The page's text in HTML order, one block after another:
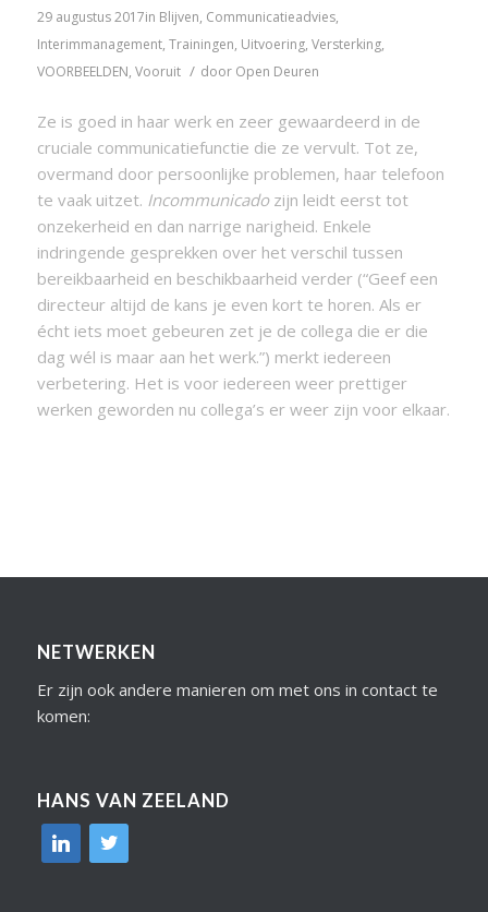
29 augustus 2017in Blijven, Communicatieadvies,
Interimmanagement, Trainingen, Uitvoering, Versterking,
VOORBEELDEN, Vooruit / door Open Deuren
Ze is goed in haar werk en zeer gewaardeerd in de
cruciale communicatiefunctie die ze vervult. Tot ze,
overmand door persoonlijke problemen, haar telefoon
te vaak uitzet. Incommunicadozijn leidt eerst tot
onzekerheid en dan narrige narigheid. Enkele
indringende gesprekken over het verschil tussen
bereikbaarheid en beschikbaarheid verder (“Geef een
directeur altijd de kans je even kort te horen. Als er
écht iets moet gebeuren zet je de collega die er die
dag wél is maar aan het werk.”) merkt iedereen
verbetering. Het is voor iedereen weer prettiger
werken geworden nu collega’s er weer zijn voor elkaar.
NETWERKEN
Er zijn ook andere manieren om met ons in contact te
komen:
HANS VAN ZEELAND
linkedin
twitter